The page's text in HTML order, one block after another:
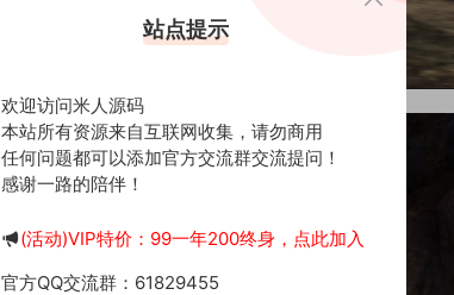
站点提示
欢迎访问米人源码
本站所有资源来自互联网收集，请勿商用
任何问题都可以添加官方交流群交流提问！
感谢一路的陪伴！
(活动)VIP特价：99一年200终身，点此加入
官方QQ交流群：61829455